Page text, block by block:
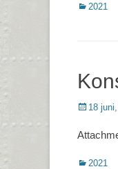
Kategorier
2021
Postades
18
Kategorier
2021